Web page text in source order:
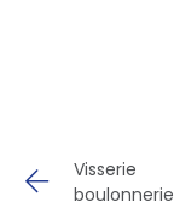
Visserie
boulonnerie